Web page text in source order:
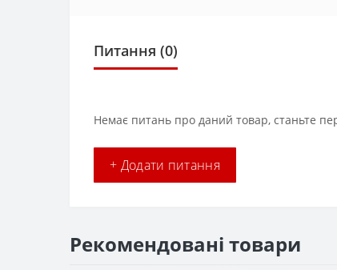
Питання (0)
Немає питань про даний товар, станьте
+ Додати питання
Рекомендовані товари